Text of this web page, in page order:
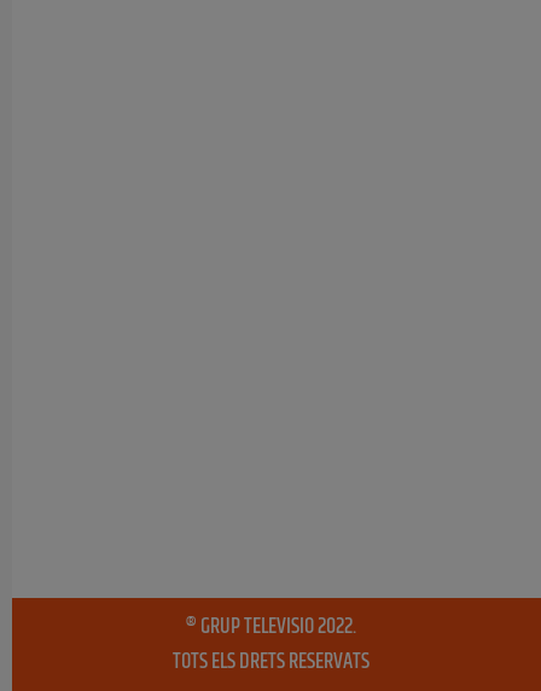
® GRUP TELEVISIO 2022.
TOTS ELS DRETS RESERVATS